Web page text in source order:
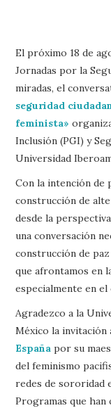
El próximo 18 de
Jornadas por la
miradas, el
seguridad
feminista»
Inclusión (PGI) y
Universidad
Con la intención de
construcción de
desde la
una conversación
construcción de
que afrontamos en
especialmente en el
Agradezco a la
México la
España por su
del feminismo
redes de sororidad
Programas que han